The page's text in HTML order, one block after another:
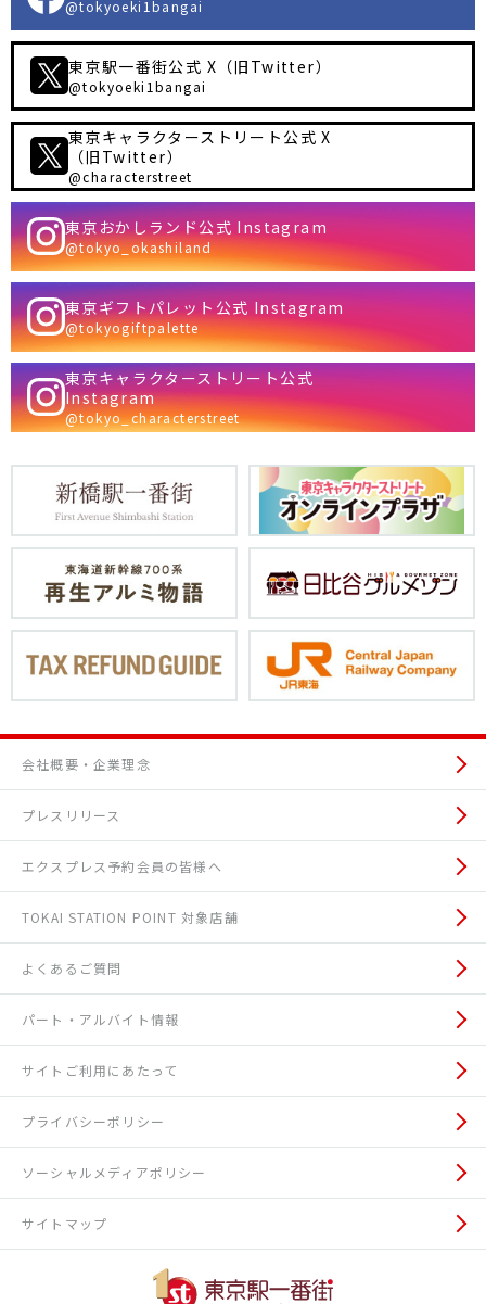
@tokyoeki1bangai
東京駅一番街公式 X（旧Twitter）
@tokyoeki1bangai
東京キャラクターストリート公式 X
（旧Twitter）
@characterstreet
東京おかしランド公式 Instagram
@tokyo_okashiland
東京ギフトパレット公式 Instagram
@tokyogiftpalette
東京キャラクターストリート公式
Instagram
@tokyo_characterstreet
会社概要・企業理念
プレスリリース
エクスプレス予約会員の皆様へ
TOKAI STATION POINT 対象店舗
よくあるご質問
パート・アルバイト情報
サイトご利用にあたって
プライバシーポリシー
ソーシャルメディアポリシー
サイトマップ